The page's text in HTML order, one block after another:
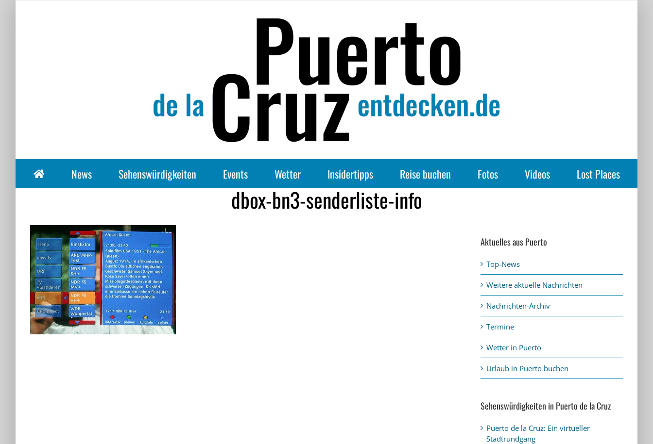
News Sehenswürdigkeiten Events Wetter Insidertipps Reise buchen Fotos Videos Lost Places
dbox-bn3-senderliste-info
Aktuelles aus Puerto
Top-News
Weitere aktuelle Nachrichten
Nachrichten-Archiv
Termine
Wetter in Puerto
Urlaub in Puerto buchen
Sehenswürdigkeiten in Puerto de la Cruz
Puerto de la Cruz: Ein virtueller
Stadtrundgang